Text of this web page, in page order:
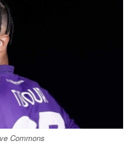
Commons